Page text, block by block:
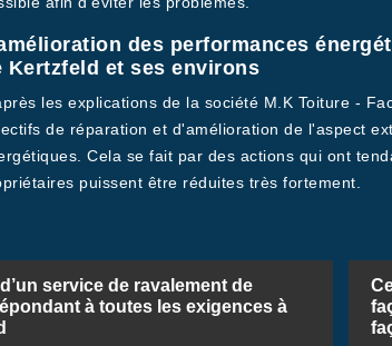
des performances
Kertzfeld et ses environs
les explications de la société M.K Toiture -
de réparation et d'amélioration de l'aspect
Cela se fait par des actions qui ont
puissent être réduites très fortement.
service de ravalement de
à toutes les exigences à